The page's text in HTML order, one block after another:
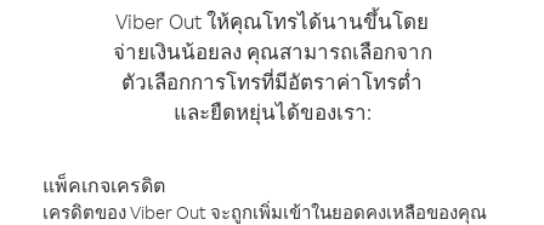
Viber Out ให้คุณโทรได้นานขึ้นโดย
จ่ายเงินน้อยลง คุณสามารถเลือกจาก
ตัวเลือกการโทรที่มีอัตราค่าโทรต่ำ
และยืดหยุ่นได้ของเรา:
แพ็คเกจเครดิต
เครดิตของ Viber Out จะถูกเพิ่มเข้าในยอดคงเหลือของคุณ